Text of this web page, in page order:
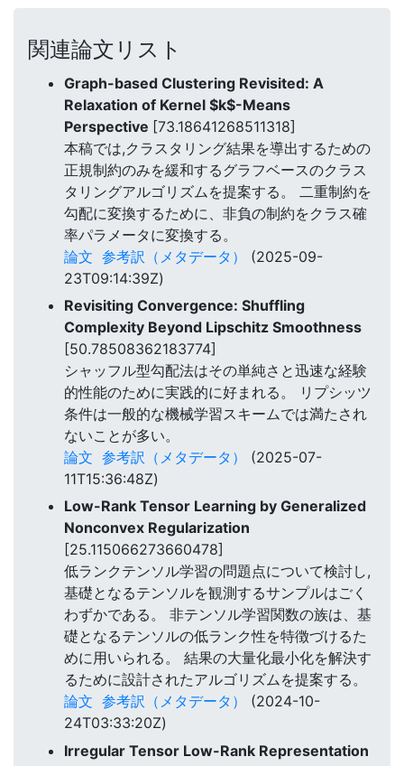
関連論文リスト
Graph-based Clustering Revisited: A
Relaxation of Kernel $k$-Means
Perspective [73.18641268511318]
本稿では,クラスタリング結果を導出するための
正規制約のみを緩和するグラフベースのクラス
タリングアルゴリズムを提案する。 二重制約を
勾配に変換するために、非負の制約をクラス確
率パラメータに変換する。
論文 参考訳（メタデータ）
(2025-09-
23T09:14:39Z)
Revisiting Convergence: Shuffling
Complexity Beyond Lipschitz Smoothness
[50.78508362183774]
シャッフル型勾配法はその単純さと迅速な経験
的性能のために実践的に好まれる。 リプシッツ
条件は一般的な機械学習スキームでは満たされ
ないことが多い。
論文 参考訳（メタデータ）
(2025-07-
11T15:36:48Z)
Low-Rank Tensor Learning by Generalized
Nonconvex Regularization
[25.115066273660478]
低ランクテンソル学習の問題点について検討し,
基礎となるテンソルを観測するサンプルはごく
わずかである。 非テンソル学習関数の族は、基
礎となるテンソルの低ランク性を特徴づけるた
めに用いられる。 結果の大量化最小化を解決す
るために設計されたアルゴリズムを提案する。
論文 参考訳（メタデータ）
(2024-10-
24T03:33:20Z)
Irregular Tensor Low-Rank Representation